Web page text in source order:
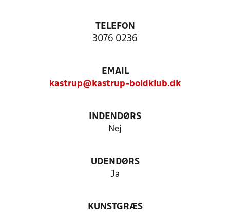
TELEFON
3076 0236
EMAIL
kastrup@kastrup-boldklub.dk
INDENDØRS
Nej
UDENDØRS
Ja
KUNSTGRÆS